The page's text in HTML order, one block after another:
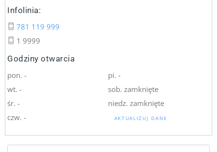
Infolinia:
781 119 999
1 9999
Godziny otwarcia
pon. -
wt. -
śr. -
czw. -
pi. -
sob. zamknięte
niedz. zamknięte
AKTUALIZUJ DANE